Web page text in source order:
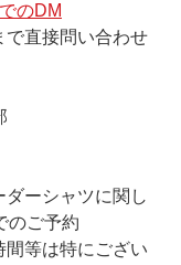
のDM
で直接問い合わせ
ーシャツに関し
のご予約
等は特にござい